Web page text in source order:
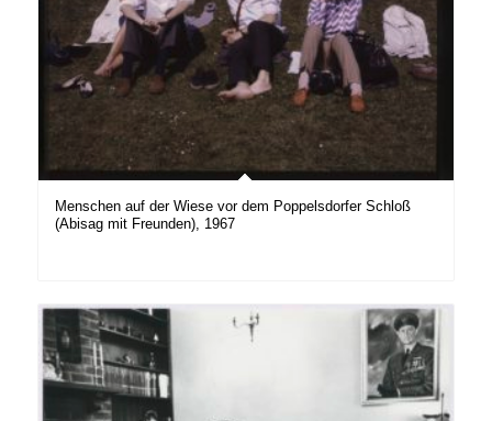
Menschen auf der Wiese vor dem Poppelsdorfer Schloß
(Abisag mit Freunden), 1967